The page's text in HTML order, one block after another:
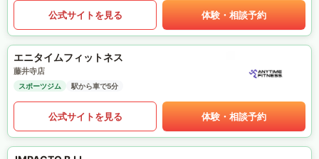
公式サイトを見る 体験・相談予約
エニタイムフィットネス
藤井寺店
スポーツジム 駅から車で5分
公式サイトを見る 体験・相談予約